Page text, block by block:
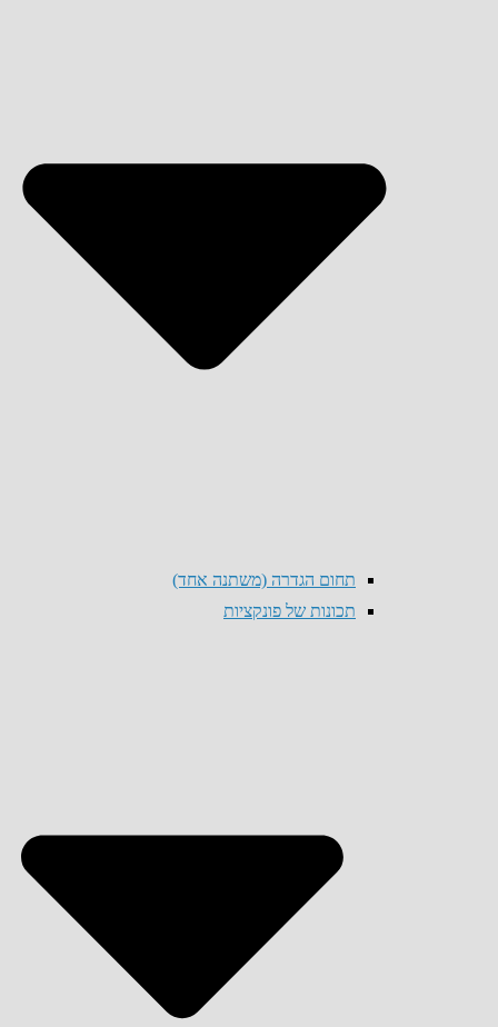
תחום הגדרה (משתנה אחד)
תכונות של פונקציות